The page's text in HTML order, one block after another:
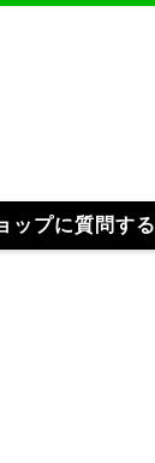
ップに質問する